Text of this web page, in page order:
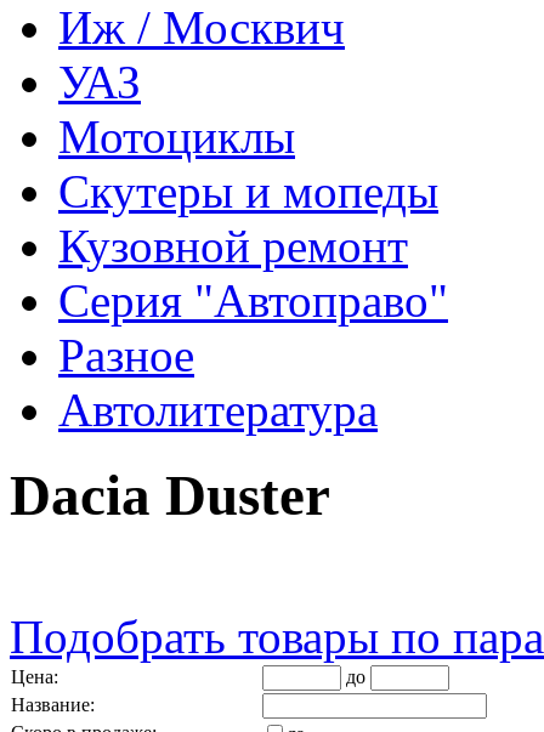
Иж / Москвич
УАЗ
Мотоциклы
Скутеры и мопеды
Кузовной ремонт
Серия "Автоправо"
Разное
Автолитература
Dacia Duster
Подобрать товары по
Цена:
до
Название: